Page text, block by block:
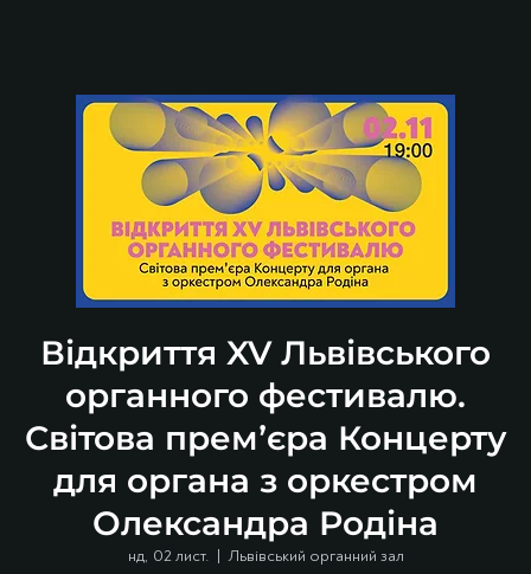
Відкриття XV Львівського
органного фестивалю.
Світова премʼєра Концерту
для органа з оркестром
Олександра Родіна
нд, 02 лист.
  |
Львівський органний зал